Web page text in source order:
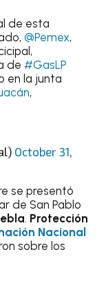
de esta
@Pemex,
de #GasLP
en la junta
,
October 31,
se presentó
de San Pablo
. Protección
Nacional
sobre los